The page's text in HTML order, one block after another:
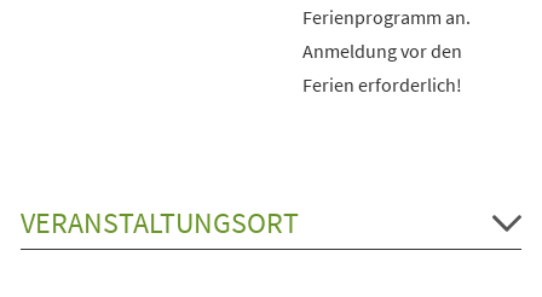
Ferienprogramm an.
Anmeldung vor den
Ferien erforderlich!
VERANSTALTUNGSORT